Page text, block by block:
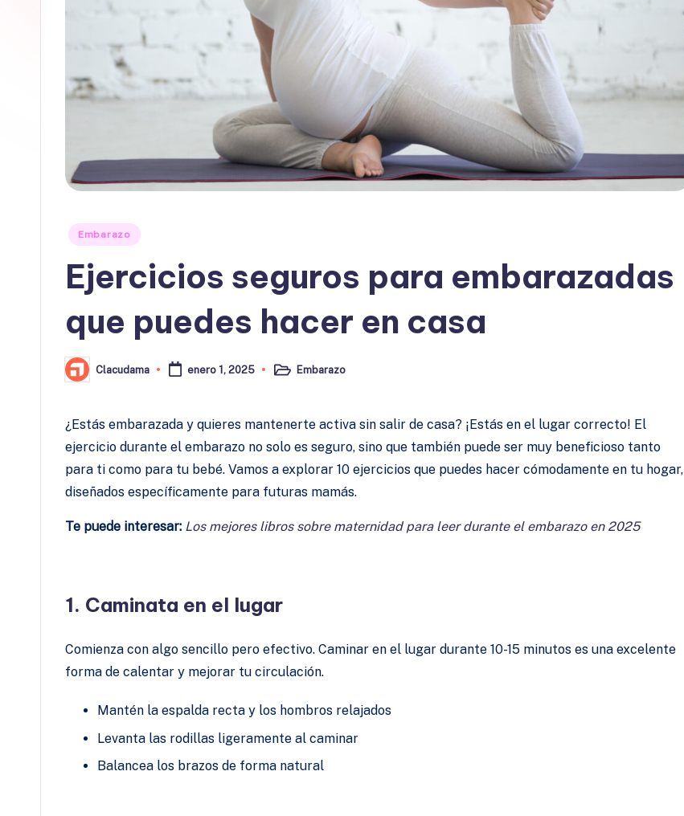
Publicado
Embarazo
Ejercicios seguros para embarazadas
que puedes hacer en casa
PublicadoClacudama enero 1, 2025
PublicadoEmbarazo
¿Estás embarazada y quieres mantenerte activa sin salir de casa? ¡Estás en el lugar correcto! El
ejercicio durante el embarazo no solo es seguro, sino que también puede ser muy beneficioso tanto
para ti como para tu bebé. Vamos a explorar 10 ejercicios que puedes hacer cómodamente en tu hogar,
diseñados específicamente para futuras mamás.
Te puede interesar: Los mejores libros sobre maternidad para leer durante el embarazo en 2025
1. Caminata en el lugar
Comienza con algo sencillo pero efectivo. Caminar en el lugar durante 10-15 minutos es una excelente
forma de calentar y mejorar tu circulación.
Mantén la espalda recta y los hombros relajados
Levanta las rodillas ligeramente al caminar
Balancea los brazos de forma natural